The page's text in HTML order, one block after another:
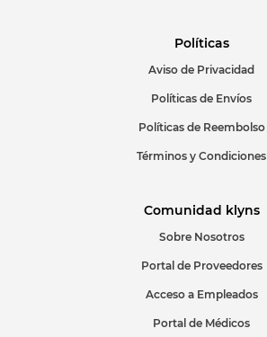
ENVIAR COMENTARIO
Políticas
Aviso de Privacidad
Políticas de Envíos
Políticas de Reembolso
Términos y Condiciones
Comunidad klyns
Sobre Nosotros
Portal de Proveedores
Acceso a Empleados
Portal de Médicos